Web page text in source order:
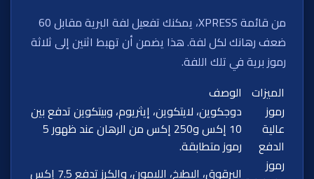
من قائمة XPRESS، يمكنك تفعيل لفة البرية مقابل 60
ضعف رهانك لكل لفة. هذا يضمن أن تهبط اثنين إلى ثلاثة
رموز برية في تلك اللفة.
الميزات الوصف
رموز
عالية
الدفع
دوجكوين، لايتكوين، إيثريوم، وبيتكوين تدفع بين
10 إكس و250 إكس من الرهان عند ظهور 5
رموز متطابقة.
رموز
البرقوق، البطيخ، الليمون، والكرز تدفع 7.5 إكس